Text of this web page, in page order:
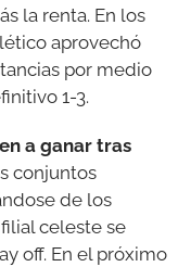
la renta. En los
aprovechó
por medio
1-3.
a ganar tras
conjuntos
de los
celeste se
off. En el próximo